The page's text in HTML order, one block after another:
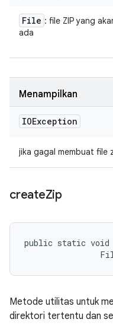
File : file ZIP yang
ada
Menampilkan
IOException
jika gagal membuat file
createZip
public static
Metode utilitas untuk
direktori tertentu dan